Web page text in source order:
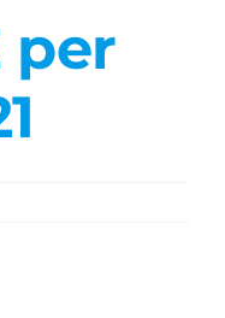
per